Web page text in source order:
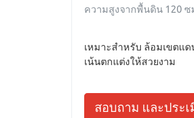
ความสูงจากพื้นดิน 120 ซ
เหมาะสำหรับ ล้อมเขตแ
เน้นตกแต่งให้สวยงาม
สอบถาม และประ